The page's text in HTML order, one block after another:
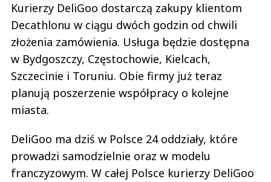
Kurierzy DeliGoo dostarczą zakupy klientom
Decathlonu w ciągu dwóch godzin od chwili
złożenia zamówienia. Usługa będzie dostępna
w Bydgoszczy, Częstochowie, Kielcach,
Szczecinie i Toruniu. Obie firmy już teraz
planują poszerzenie współpracy o kolejne
miasta.
DeliGoo ma dziś w Polsce 24 oddziały, które
prowadzi samodzielnie oraz w modelu
franczyzowym. W całej Polsce kurierzy DeliGoo